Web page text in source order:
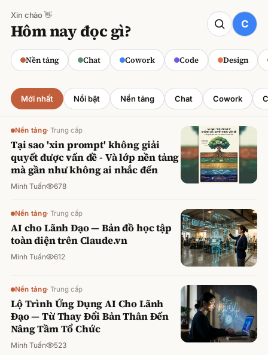
Xin chào 👋
Hôm nay đọc gì?
Nền tảng Chat Cowork Code Design
CODE
Claude cho Sales: Dự báo doanh số
chính xác
Minh Tuấn ·800 lượt xem
Mới nhất Nổi bật Nền tảng Chat Cowork
Nền tảng· Trung cấp
Tại sao 'xin prompt' không giải
quyết được vấn đề - Và lớp nền tảng
mà gần như không ai nhắc đến
Minh Tuấn 678
Nền tảng· Trung cấp
AI cho Lãnh Đạo — Bản đồ học tập
toàn diện trên Claude.vn
Minh Tuấn 612
Nền tảng· Trung cấp
Lộ Trình Ứng Dụng AI Cho Lãnh
Đạo — Từ Thay Đổi Bản Thân Đến
Nâng Tầm Tổ Chức
Minh Tuấn 523